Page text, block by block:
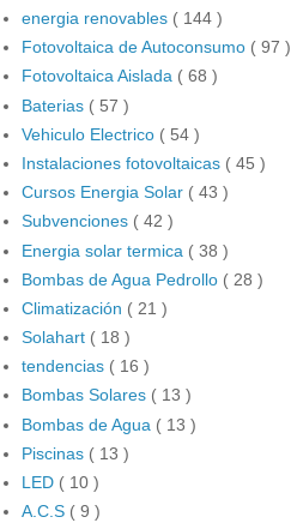
energia renovables ( 144 )
Fotovoltaica de Autoconsumo ( 97 )
Fotovoltaica Aislada ( 68 )
Baterias ( 57 )
Vehiculo Electrico ( 54 )
Instalaciones fotovoltaicas ( 45 )
Cursos Energia Solar ( 43 )
Subvenciones ( 42 )
Energia solar termica ( 38 )
Bombas de Agua Pedrollo ( 28 )
Climatización ( 21 )
Solahart ( 18 )
tendencias ( 16 )
Bombas Solares ( 13 )
Bombas de Agua ( 13 )
Piscinas ( 13 )
LED ( 10 )
A.C.S ( 9 )